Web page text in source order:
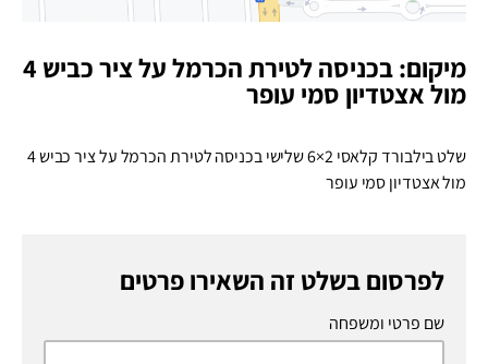
מיקום: בכניסה לטירת הכרמל על ציר כביש 4
מול אצטדיון סמי עופר
שלט בילבורד קלאסי6×2
שלישי בכניסה לטירת הכרמל על ציר כביש 4
מול אצטדיון סמי עופר
לפרסום בשלט זה השאירו פרטים
שם פרטי ומשפחה